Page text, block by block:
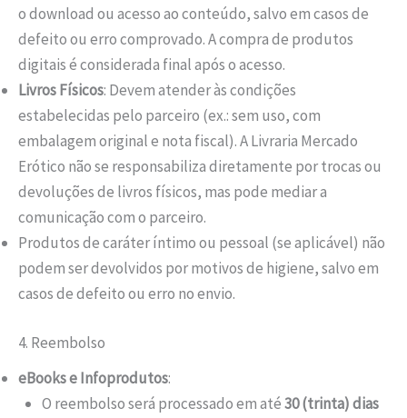
o download ou acesso ao conteúdo, salvo em casos de
defeito ou erro comprovado. A compra de produtos
digitais é considerada final após o acesso.
Livros Físicos: Devem atender às condições
estabelecidas pelo parceiro (ex.: sem uso, com
embalagem original e nota fiscal). A Livraria Mercado
Erótico não se responsabiliza diretamente por trocas ou
devoluções de livros físicos, mas pode mediar a
comunicação com o parceiro.
Produtos de caráter íntimo ou pessoal (se aplicável) não
podem ser devolvidos por motivos de higiene, salvo em
casos de defeito ou erro no envio.
4. Reembolso
eBooks e Infoprodutos:
O reembolso será processado em até30 (trinta) dias